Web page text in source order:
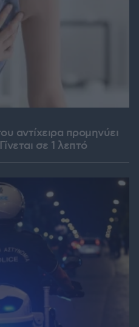
αντίχειρα προμηνύει
σε 1 λεπτό